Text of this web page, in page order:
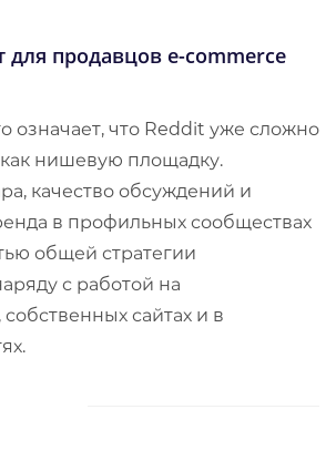
для продавцов e-commerce
означает, что Reddit уже сложно
нишевую площадку.
качество обсуждений и
в профильных сообществах
общей стратегии
с работой на
сайтах и в